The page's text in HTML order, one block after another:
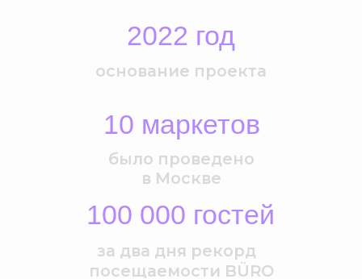
Почувствовать праздник: 7
рождественских ярмарок
Seasons Project
10 декабря 2024
ЧИТАТЬ
Хотите стать частью
BÜRO MARKET?